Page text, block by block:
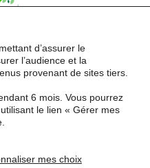
d’assurer le
l’audience et la
provenant de sites tiers.
6 mois. Vous pourrez
le lien « Gérer mes
mes choix